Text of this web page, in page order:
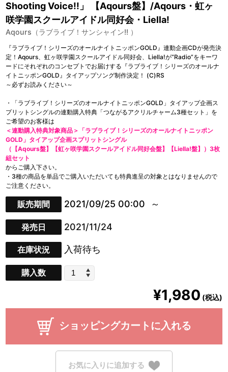
Shooting Voice!!」 【Aqours盤】/Aqours・虹ヶ
咲学園スクールアイドル同好会・Liella!
Aqours（ラブライブ！サンシャイン!! ）
『ラブライブ！シリーズのオールナイトニッポンGOLD』連動企画CDが発売決
定！Aqours、虹ヶ咲学園スクールアイドル同好会、Liella!が“Radio”をキーワ
ードにそれぞれのコンセプトでお届けする『ラブライブ！シリーズのオールナ
イトニッポンGOLD』タイアップソング制作決定！ (C)RS
～必ずお読みください～
・「ラブライブ！シリーズのオールナイトニッポンGOLD」タイアップ企画ス
プリットシングルの連動購入特典「つながるアクリルチャーム3種セット」を
ご希望のお客様は
＜連動購入特典対象商品＞「ラブライブ！シリーズのオールナイトニッポン
GOLD」タイアップ企画スプリットシングル
（【Aqours盤】【虹ヶ咲学園スクールアイドル同好会盤】【Liella!盤】）3枚
組セット
からご購入下さい。
・3種の商品を単品でご購入いただいても特典進呈の対象とはなりませんので
ご注意ください。
販売期間 2021/09/25 00:00
発売日 2021/11/24
在庫状況 入荷待ち
購入数
¥1,980 (税込)
ショッピングカートに入れる
お気に入りに追加する